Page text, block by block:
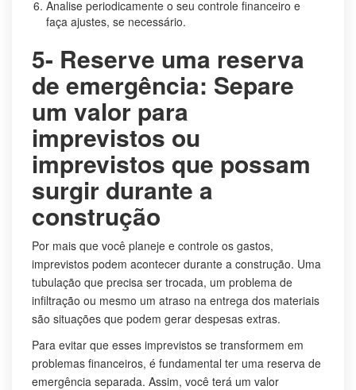
Analise periodicamente o seu controle financeiro e
faça ajustes, se necessário.
5- Reserve uma reserva
de emergência: Separe
um valor para
imprevistos ou
imprevistos que possam
surgir durante a
construção
Por mais que você planeje e controle os gastos,
imprevistos podem acontecer durante a construção. Uma
tubulação que precisa ser trocada, um problema de
infiltração ou mesmo um atraso na entrega dos materiais
são situações que podem gerar despesas extras.
Para evitar que esses imprevistos se transformem em
problemas financeiros, é fundamental ter uma reserva de
emergência separada. Assim, você terá um valor